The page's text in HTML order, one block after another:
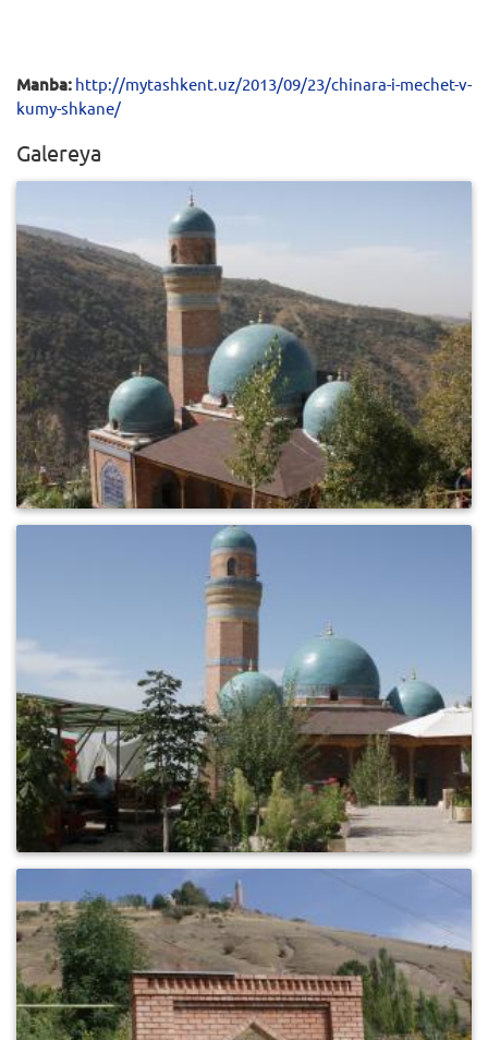
Manba: http://mytashkent.uz/2013/09/23/chinara-i-mechet-v-
kumy-shkane/
Galereya
0 631
636
0 733